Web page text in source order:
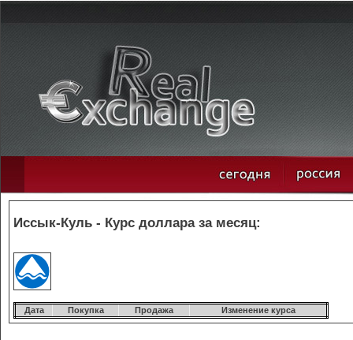
Иссык-Куль - Курс доллара за месяц:
Дата Покупка Продажа Изменение курса